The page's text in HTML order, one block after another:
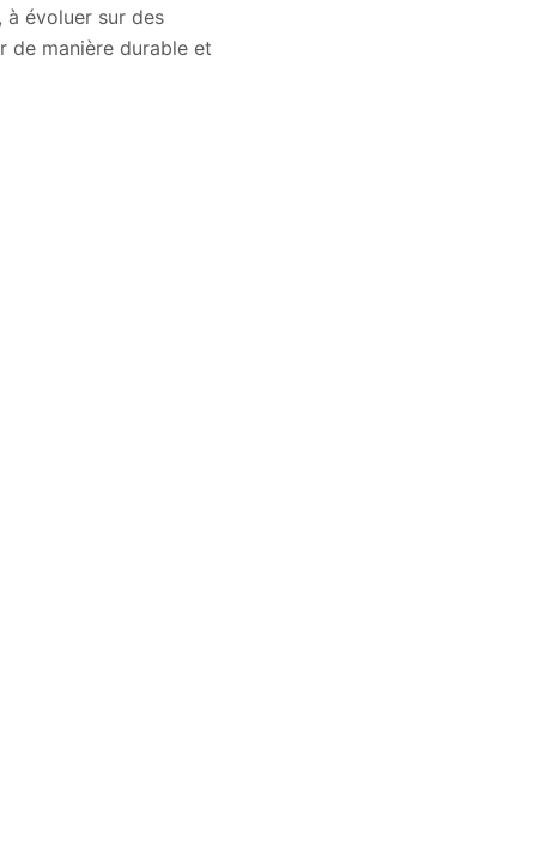
à évoluer sur des
de manière durable et